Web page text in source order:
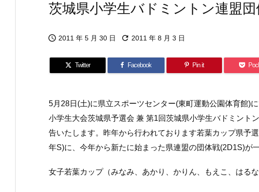
茨城県小学生バドミントン連盟
 2011 年 5 月 30 日  2011 年 8 月 3 日
Twitter Facebook Pin it
5月28日(土)に県立スポーツセンター(東町運動公園体育館)
小学生大会茨城県予選会 兼 第1回茨城県小学生バドミント
告いたします。昨年から行われております若葉カップ県予
年S)に、今年から新たに始まった県連盟の団体戦(2D1S)が
女子若葉カップ（みなみ、あかり、かりん、もえこ、はる